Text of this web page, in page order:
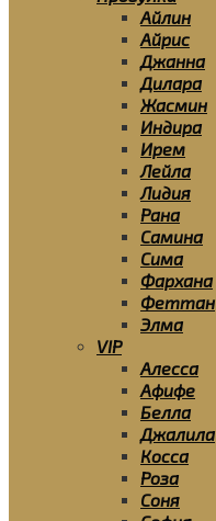
Айлин
Айрис
Джанна
Дилара
Жасмин
Индира
Ирем
Лейла
Лидия
Рана
Самина
Сима
Фархана
Феттан
Элма
VIP
Алесса
Афифе
Белла
Джалила
Косса
Роза
Соня